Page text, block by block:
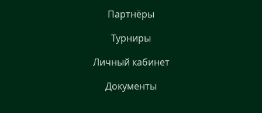
Партнёры
Турниры
Личный кабинет
Документы